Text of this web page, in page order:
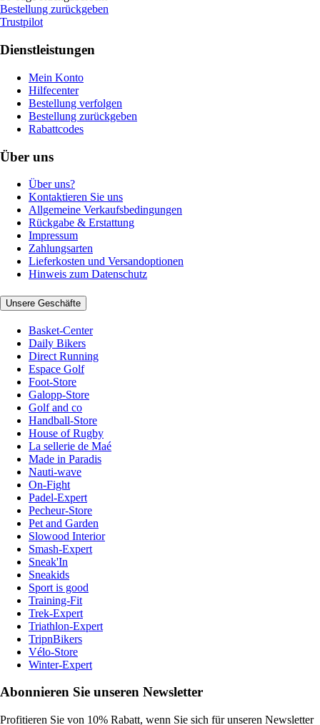
Bestellung zurückgeben
Trustpilot
Dienstleistungen
Mein Konto
Hilfecenter
Bestellung verfolgen
Bestellung zurückgeben
Rabattcodes
Über uns
Über uns?
Kontaktieren Sie uns
Allgemeine Verkaufsbedingungen
Rückgabe & Erstattung
Impressum
Zahlungsarten
Lieferkosten und Versandoptionen
Hinweis zum Datenschutz
Unsere Geschäfte
Basket-Center
Daily Bikers
Direct Running
Espace Golf
Foot-Store
Galopp-Store
Golf and co
Handball-Store
House of Rugby
La sellerie de Maé
Made in Paradis
Nauti-wave
On-Fight
Padel-Expert
Pecheur-Store
Pet and Garden
Slowood Interior
Smash-Expert
Sneak'In
Sneakids
Sport is good
Training-Fit
Trek-Expert
Triathlon-Expert
TripnBikers
Vélo-Store
Winter-Expert
Abonnieren Sie unseren Newsletter
Profitieren Sie von 10% Rabatt, wenn Sie sich für unseren Newsletter